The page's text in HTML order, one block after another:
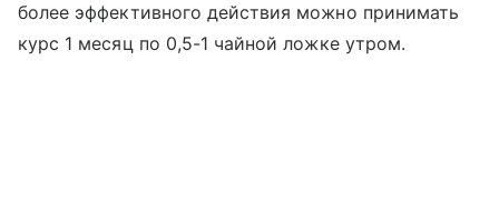
более эффективного действия можно принимать
курс 1 месяц по 0,5-1 чайной ложке утром.